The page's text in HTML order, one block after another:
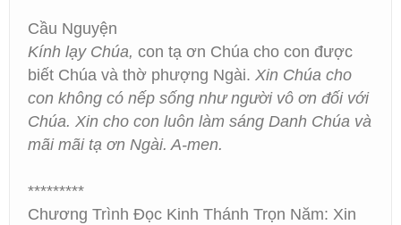
Cầu Nguyện
Kính lạy Chúa, con tạ ơn Chúa cho con được
biết Chúa và thờ phượng Ngài. Xin Chúa cho
con không có nếp sống như người vô ơn đối với
Chúa. Xin cho con luôn làm sáng Danh Chúa và
mãi mãi tạ ơn Ngài. A-men.
*********
Chương Trình Đọc Kinh Thánh Trọn Năm: Xin